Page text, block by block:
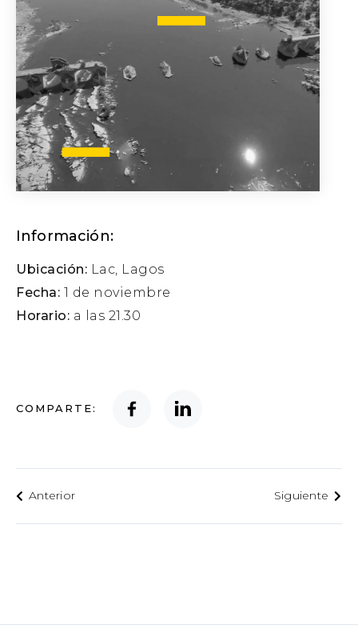
Información:
Ubicación: Lac, Lagos
Fecha: 1 de noviembre
Horario: a las 21.30
COMPARTE:
Anterior Siguiente